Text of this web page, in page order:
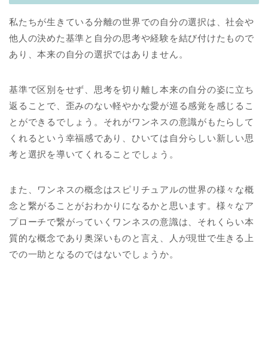
私たちが生きている分離の世界での自分の選択は、社会や
他人の決めた基準と自分の思考や経験を結び付けたもので
あり、本来の自分の選択ではありません。
基準で区別をせず、思考を切り離し本来の自分の姿に立ち
返ることで、歪みのない軽やかな愛が巡る感覚を感じるこ
とができるでしょう。それがワンネスの意識がもたらして
くれるという幸福感であり、ひいては自分らしい新しい思
考と選択を導いてくれることでしょう。
また、ワンネスの概念はスピリチュアルの世界の様々な概
念と繋がることがおわかりになるかと思います。様々なア
プローチで繋がっていくワンネスの意識は、それくらい本
質的な概念であり奥深いものと言え、人が現世で生きる上
での一助となるのではないでしょうか。